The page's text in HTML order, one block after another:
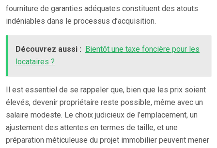
fourniture de garanties adéquates constituent des atouts
indéniables dans le processus d’acquisition.
Découvrez aussi : Bientôt une taxe foncière pour les
locataires ?
Il est essentiel de se rappeler que, bien que les prix soient
élevés, devenir propriétaire reste possible, même avec un
salaire modeste. Le choix judicieux de l’emplacement, un
ajustement des attentes en termes de taille, et une
préparation méticuleuse du projet immobilier peuvent mener